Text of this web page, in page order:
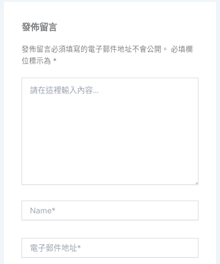
發佈留言
發佈留言必須填寫的電子郵件地址不會公開。 必填欄
位標示為 *